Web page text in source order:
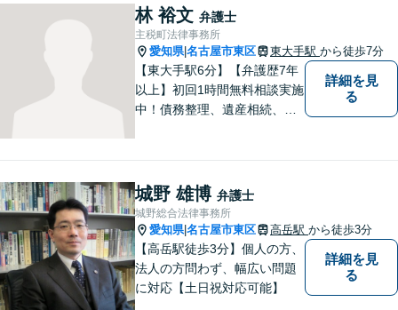
ご提供。小さなお困り事でも
構いません【夜間・休日面
談】【完全個室】【今池駅3
分】
林 裕文 弁護士
主税町法律事務所
愛知県|名古屋市東区 東大手駅 から徒歩7分
【東大手駅6分】【弁護歴7年
以上】初回1時間無料相談実施
中！債務整理、遺産相続、離
まずはお気軽にご相談くださ
い！【駐車場近く】
詳細を見
る
城野 雄博 弁護士
城野総合法律事務所
愛知県|名古屋市東区 高岳駅 から徒歩3分
【高岳駅徒歩3分】個人の方、
法人の方問わず、幅広い問題
に対応【土日祝対応可能】
詳細を見
る